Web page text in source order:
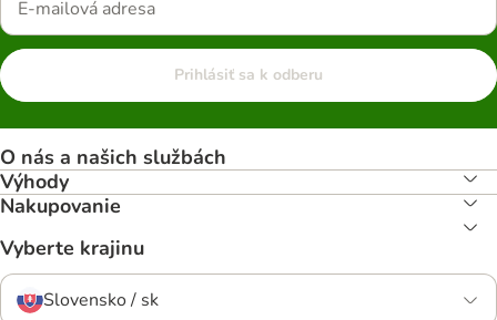
Prihlásiť sa k odberu
O nás a našich službách
Výhody
Nakupovanie
Vyberte krajinu
Slovensko / sk